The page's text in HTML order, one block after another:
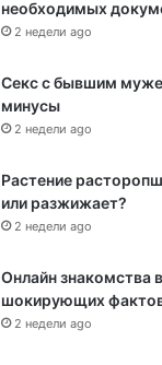
необходимых
2 недели ago
Секс с бывшим
минусы
2 недели ago
Растение
или разжижает?
2 недели ago
Онлайн знакомства
шокирующих
2 недели ago